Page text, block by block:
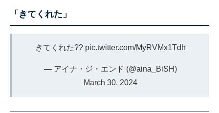
「きてくれた」
きてくれた?? pic.twitter.com/MyRVMx1Tdh
— アイナ・ジ・エンド (@aina_BiSH)
March 30, 2024